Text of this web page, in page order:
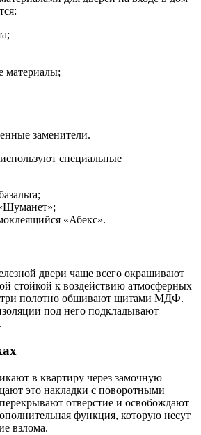
материалы;
заменители.
специальные
«Абекс».
двери чаще всего окрашивают
стойкой к воздействию атмосферных
полотно обшивают щитами МДФ.
под него подкладывают
в квартиру через замочную
это накладки с поворотными
отверстие и освобождают
функция, которую несут
взлома.